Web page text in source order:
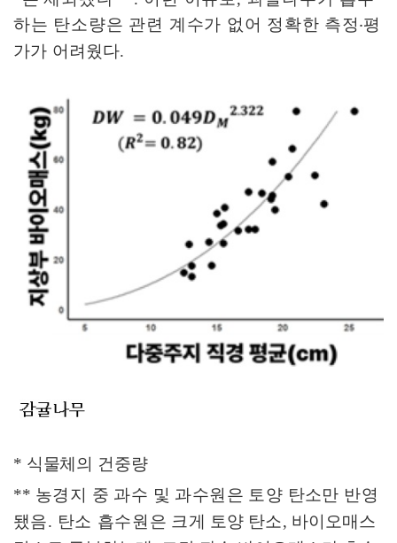
하는 탄소량은 관련 계수가 없어 정확한 측정‧평
가가 어려웠다.
* 식물체의 건중량
** 농경지 중 과수 및 과수원은 토양 탄소만 반영
됐음. 탄소 흡수원은 크게 토양 탄소, 바이오매스